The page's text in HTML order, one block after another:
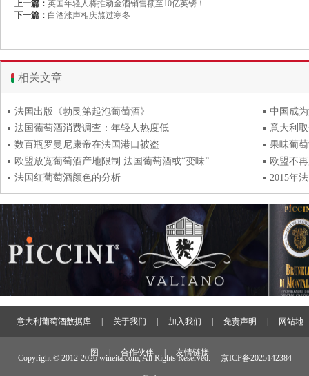
上一篇： 英国年轻人将推动金酒销售额至10亿英镑！
下一篇： 白酒涨声相庆熬过寒冬
相关文章
法国出版《勃艮第起泡葡萄酒》
中国成
法国葡萄酒消费调查：年轻人热度低
意大利
数百瓶罗曼尼康帝在法国港口被盗
果味葡
欧盟放宽葡萄酒产地限制 法国葡萄酒或“变味”
欧盟不
法国红葡萄酒颜色的分析
2015年
意大利葡萄酒数据库 关于我们 加入我们 免责声明 网站地
图 合作伙伴 友情链接
Copyright © 2012-2026 wineita.com, All Rights Reserved. 京ICP备2025142384